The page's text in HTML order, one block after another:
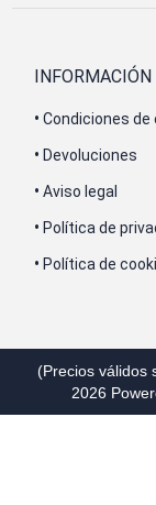
INFORMACIÓN
• Condiciones de
• Devoluciones
• Aviso legal
• Política de
• Política de
(Precios válidos
2026